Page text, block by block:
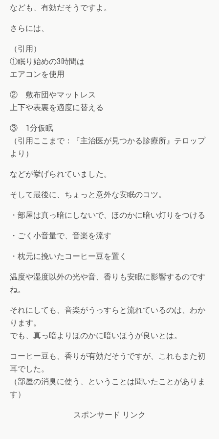
なども、有効だそうですよ。
さらには、
（引用）
①眠り始めの3時間は
エアコンを使用
② 敷布団やマットレス
上下や表裏を適度に替える
③ 1分仮眠
（引用ここまで：『主治医が見つかる診療所』テロップ
より）
などが挙げられていました。
そして最後に、ちょっと意外な安眠のコツ。
・部屋は真っ暗にしないで、ほのかに暗い灯りをつける
・ごく小音量で、音楽を流す
・枕元に挽いたコーヒー豆を置く
温度や湿度以外の光や音、香りも安眠に影響するのです
ね。
それにしても、音楽がうっすらと流れているのは、わか
ります。
でも、真っ暗よりほのかに暗いほうが良いとは。
コーヒー豆も、香りが有効だそうですが、これもまた初
耳でした。
（部屋の消臭に使う、ということは聞いたことがありま
す）
スポンサード リンク